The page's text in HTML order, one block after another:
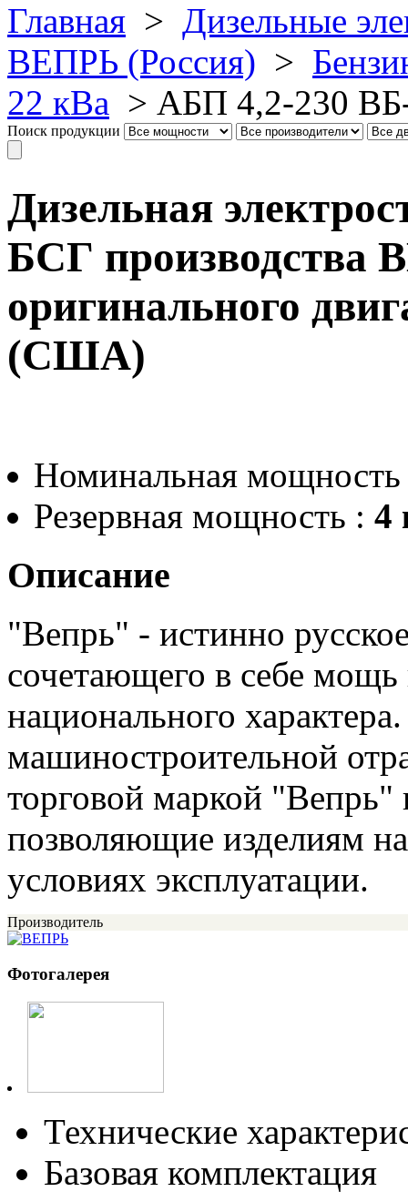
Главная > Дизельные
ВЕПРЬ (Россия) >
22 кВа > АБП 4,2-230
Поиск продукции
Дизельная
БСГ производства
оригинального
(США)
Номинальная
Резервная мощность : 4
Описание
"Вепрь" - истинно
сочетающего в себе мощь
национального
машиностроительной
торговой маркой
позволяющие изделиям
условиях эксплуатации.
Производитель
Фотогалерея
Технические
Базовая комплектация